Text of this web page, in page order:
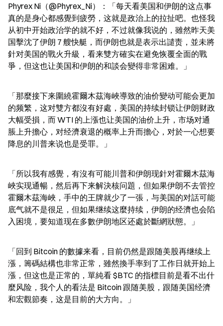
Phyrex Ni（@Phyrex_Ni）：「每天看美国和伊朗的这点事
真的是身心都感覺到疲勞，这就是政治上的拉扯吧。也怪我
从初中开始政治学的就不好，不过就像我说的，雖然昨天美
国擊沈了伊朗 7 艘快艇，而伊朗也就是表示出譴责，並未將
針对美国的戰火升級，看来雙方確实在避免恢覆全面的戰
爭，但这也让美国和伊朗的和談会變得非常困难。」
「那麼接下来圍繞霍爾木茲海峽導致的油价變动可能会更加
的频繁，这对雙方都沒有好處，美国的持续封锁让伊朗财政
大幅受損，而 WTI 的上漲也让美国的油价上升，市场对通
脹上升擔心，对经濟衰退的概率上升而擔心，对於一心想要
降息的川普来说也是受罪。」
「所以我有感覺，有沒有可能川普和伊朗现針对霍爾木茲海
峽实现通暢，然后再下来解決核问題，但如果伊朗不去管控
霍爾木茲海峽，手中的王牌就少了一張，与美国的对話可能
底气就不是很足，但如果继续这麼持续，伊朗的经濟也会陷
入困境，要知道现在多數伊朗地区还處於斷網狀態。」
「回到 Bitcoin 的數據来看，目前仍然是跟随美股再继续上
漲，籌碼結構也非常正常，雖然換手率到了工作日就开始上
漲，但这也是正常的，單純看 $BTC 的指標目前是看不出什
麼风险，我个人的看法是 Bitcoin 跟随美股，跟随美国经濟
和宏觀節奏，这是目前的大方向。」